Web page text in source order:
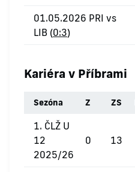
01.05.2026 PRI vs
LIB (0:3)
Kariéra v Příbrami
Sezóna Z ZS
1. ČLŽ U
12
2025/26
0 13